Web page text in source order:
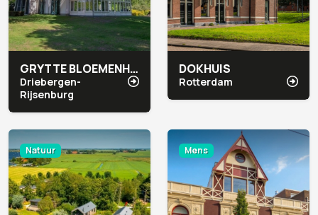
GRYTTE BLOEMENHEUVEL
Driebergen-
Rijsenburg
DOKHUIS
Rotterdam
Natuur Mens